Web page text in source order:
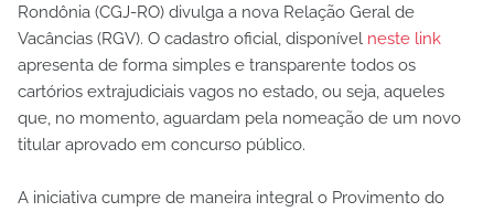
Rondônia (CGJ-RO) divulga a nova Relação Geral de
Vacâncias (RGV). O cadastro oficial, disponível neste link
apresenta de forma simples e transparente todos os
cartórios extrajudiciais vagos no estado, ou seja, aqueles
que, no momento, aguardam pela nomeação de um novo
titular aprovado em concurso público.
A iniciativa cumpre de maneira integral o Provimento do